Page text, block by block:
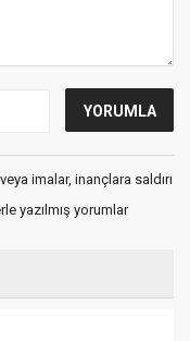
imalar, inançlara saldırı
yazılmış yorumlar